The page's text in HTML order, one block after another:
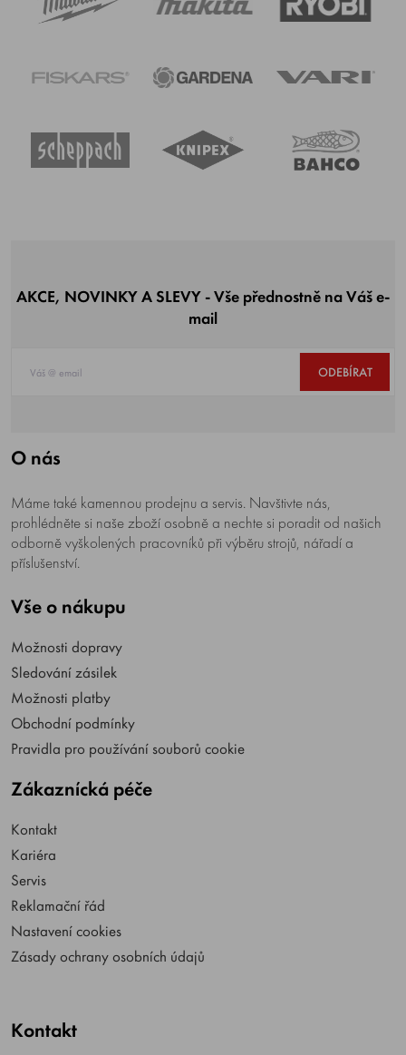
AKCE, NOVINKY A SLEVY - Vše přednostně na Váš e-
mail
ODEBÍRAT
O nás
Máme také kamennou prodejnu a servis. Navštivte nás,
prohlédněte si naše zboží osobně a nechte si poradit od našich
odborně vyškolených pracovníků při výběru strojů, nářadí a
příslušenství.
Vše o nákupu
Možnosti dopravy
Sledování zásilek
Možnosti platby
Obchodní podmínky
Pravidla pro používání souborů cookie
Zákaznícká péče
Kontakt
Kariéra
Servis
Reklamační řád
Nastavení cookies
Zásady ochrany osobních údajů
Kontakt